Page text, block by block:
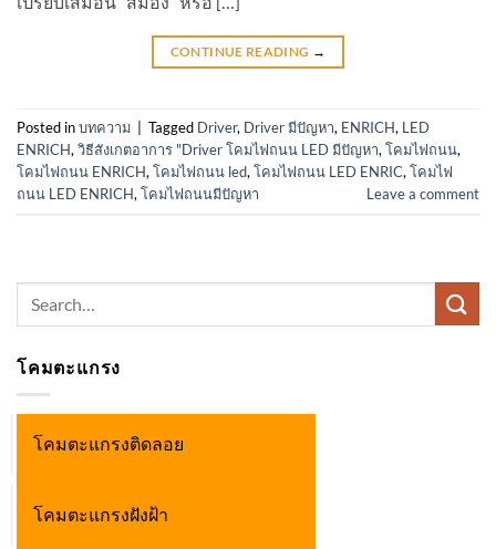
CONTINUE READING →
Posted inบทความ Tagged Driver, Driver มีปัญหา, ENRICH, LED
ENRICH,วิธีสังเกตอาการ "Driver โคมไฟถนน LED มีปัญหา,โคมไฟถนน,
โคมไฟถนน ENRICH,โคมไฟถนน led,โคมไฟถนน LED ENRIC,โคมไฟ
ถนน LED ENRICH,โคมไฟถนนมีปัญหา Leave a comment
โคมตะแกรง
โคมตะแกรงติดลอย
โคมตะแกรงฝังฝ้า